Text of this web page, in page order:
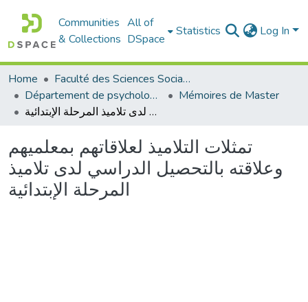
Communities
& Collections
All of
DSpace
Statistics Log In
Home
Faculté des Sciences Sociales
Département de psychologie
Mémoires de Master
تمثلات التلاميذ لعلاقاتهم بمعلميهم وعلاقته بالتحصيل الدراسي لدى تلاميذ المرحلة الإبتدائية
تمثلات التلاميذ لعلاقاتهم بمعلميهم
وعلاقته بالتحصيل الدراسي لدى تلاميذ
المرحلة الإبتدائية